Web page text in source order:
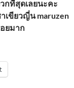
กที่สุดเลยนะคะ
ขียวญี่น maruzen
ยมาก